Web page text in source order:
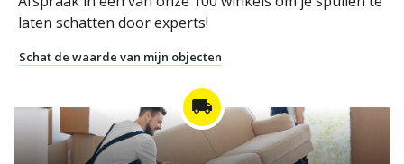
laten schatten door experts!
Schat de waarde van mijn objecten
local_shipping